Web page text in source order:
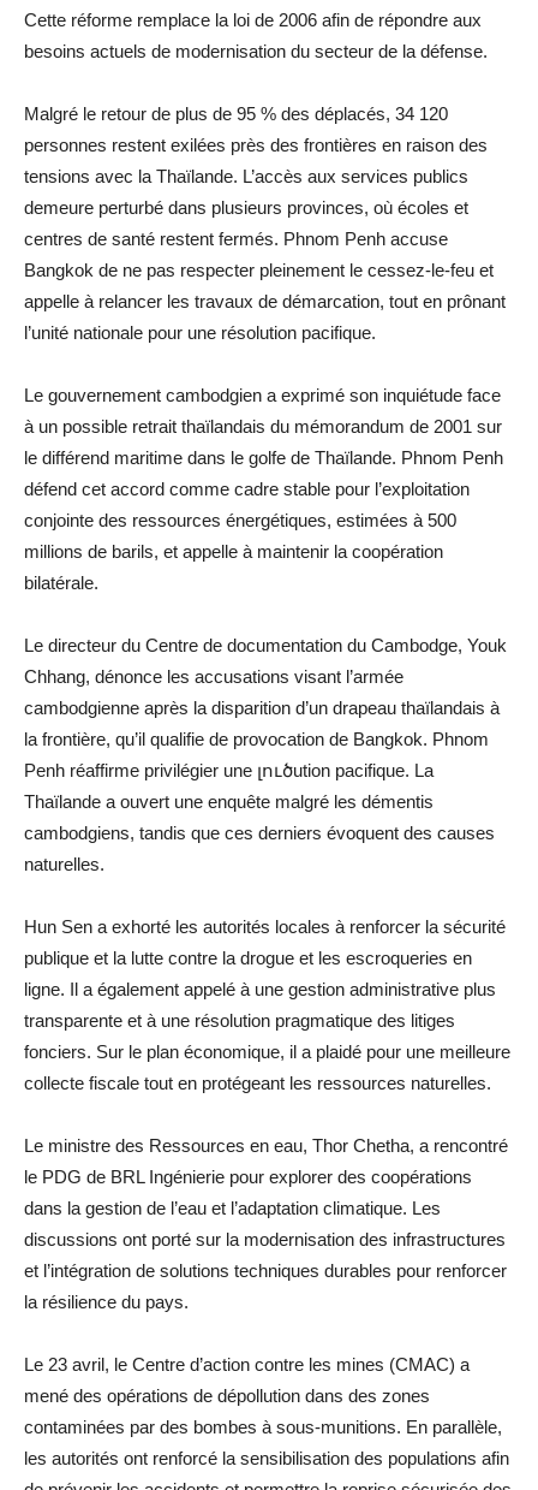
Cette réforme remplace la loi de 2006 afin de répondre aux
besoins actuels de modernisation du secteur de la défense.
Malgré le retour de plus de 95 % des déplacés, 34 120
personnes restent exilées près des frontières en raison des
tensions avec la Thaïlande. L’accès aux services publics
demeure perturbé dans plusieurs provinces, où écoles et
centres de santé restent fermés. Phnom Penh accuse
Bangkok de ne pas respecter pleinement le cessez-le-feu et
appelle à relancer les travaux de démarcation, tout en prônant
l’unité nationale pour une résolution pacifique.
Le gouvernement cambodgien a exprimé son inquiétude face
à un possible retrait thaïlandais du mémorandum de 2001 sur
le différend maritime dans le golfe de Thaïlande. Phnom Penh
défend cet accord comme cadre stable pour l’exploitation
conjointe des ressources énergétiques, estimées à 500
millions de barils, et appelle à maintenir la coopération
bilatérale.
Le directeur du Centre de documentation du Cambodge, Youk
Chhang, dénonce les accusations visant l’armée
cambodgienne après la disparition d’un drapeau thaïlandais à
la frontière, qu’il qualifie de provocation de Bangkok. Phnom
Penh réaffirme privilégier une լուծution pacifique. La
Thaïlande a ouvert une enquête malgré les démentis
cambodgiens, tandis que ces derniers évoquent des causes
naturelles.
Hun Sen a exhorté les autorités locales à renforcer la sécurité
publique et la lutte contre la drogue et les escroqueries en
ligne. Il a également appelé à une gestion administrative plus
transparente et à une résolution pragmatique des litiges
fonciers. Sur le plan économique, il a plaidé pour une meilleure
collecte fiscale tout en protégeant les ressources naturelles.
Le ministre des Ressources en eau, Thor Chetha, a rencontré
le PDG de BRL Ingénierie pour explorer des coopérations
dans la gestion de l’eau et l’adaptation climatique. Les
discussions ont porté sur la modernisation des infrastructures
et l’intégration de solutions techniques durables pour renforcer
la résilience du pays.
Le 23 avril, le Centre d’action contre les mines (CMAC) a
mené des opérations de dépollution dans des zones
contaminées par des bombes à sous-munitions. En parallèle,
les autorités ont renforcé la sensibilisation des populations afin